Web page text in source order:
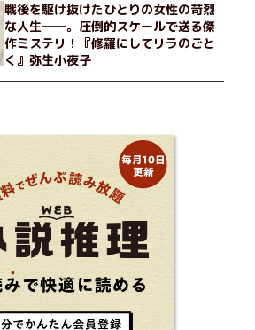
戦後を駆け抜けたひとりの女性の苛烈
な人生──。圧倒的スケールで送る傑
作ミステリ！『修羅にしてリラのごと
く』弥生小夜子